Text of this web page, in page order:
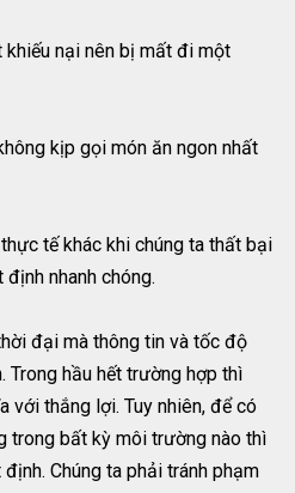
nại nên bị mất đi một
kịp gọi món ăn ngon nhất
tế khác khi chúng ta thất bại
nhanh chóng.
đại mà thông tin và tốc độ
Trong hầu hết trường hợp thì
với thắng lợi. Tuy nhiên, để có
trong bất kỳ môi trường nào thì
Chúng ta phải tránh phạm